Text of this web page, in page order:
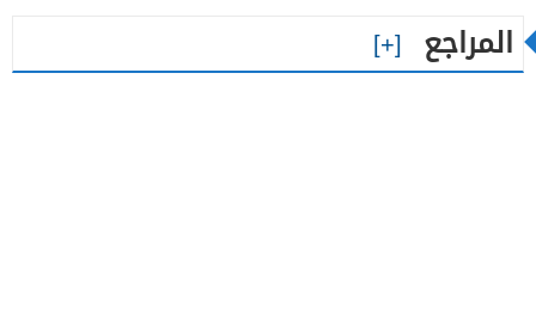
المراجع